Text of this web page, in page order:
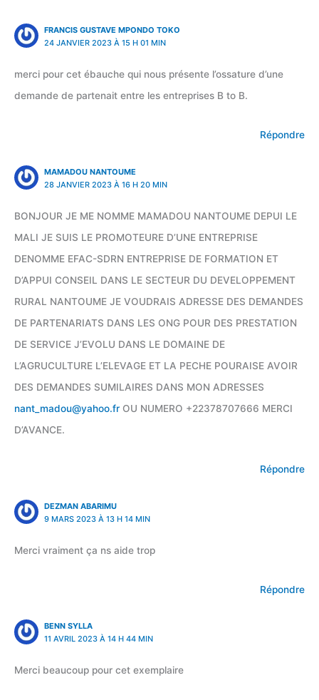
FRANCIS GUSTAVE MPONDO TOKO
24 JANVIER 2023 À 15 H 01 MIN
merci pour cet ébauche qui nous présente l’ossature d’une
demande de partenait entre les entreprises B to B.
Répondre
MAMADOU NANTOUME
28 JANVIER 2023 À 16 H 20 MIN
BONJOUR JE ME NOMME MAMADOU NANTOUME DEPUI LE
MALI JE SUIS LE PROMOTEURE D’UNE ENTREPRISE
DENOMME EFAC-SDRN ENTREPRISE DE FORMATION ET
D’APPUI CONSEIL DANS LE SECTEUR DU DEVELOPPEMENT
RURAL NANTOUME JE VOUDRAIS ADRESSE DES DEMANDES
DE PARTENARIATS DANS LES ONG POUR DES PRESTATION
DE SERVICE J’EVOLU DANS LE DOMAINE DE
L’AGRUCULTURE L’ELEVAGE ET LA PECHE POURAISE AVOIR
DES DEMANDES SUMILAIRES DANS MON ADRESSES
nant_madou@yahoo.fr OU NUMERO +22378707666 MERCI
D’AVANCE.
Répondre
DEZMAN ABARIMU
9 MARS 2023 À 13 H 14 MIN
Merci vraiment ça ns aide trop
Répondre
BENN SYLLA
11 AVRIL 2023 À 14 H 44 MIN
Merci beaucoup pour cet exemplaire